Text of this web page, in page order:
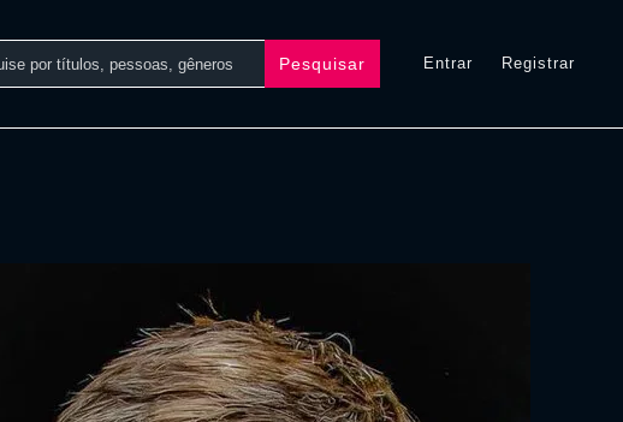
Pesquisar Entrar Registrar